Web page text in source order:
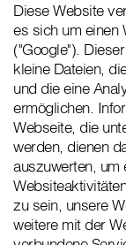
Diese Website
es sich um einen
("Google").
kleine Dateien,
und die eine
ermöglichen.
Webseite, die
werden, dienen
auszuwerten, um
zu sein, unsere
weitere mit der